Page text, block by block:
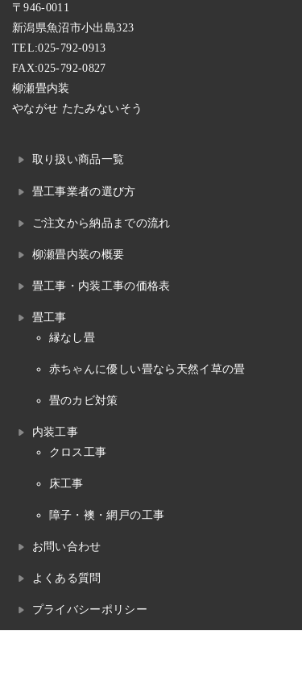
〒946-0011
新潟県魚沼市小出島323
TEL:025-792-0913
FAX:025-792-0827
柳瀬畳内装
やながせ たたみないそう
取り扱い商品一覧
畳工事業者の選び方
ご注文から納品までの流れ
柳瀬畳内装の概要
畳工事・内装工事の価格表
畳工事
縁なし畳
赤ちゃんに優しい畳なら天然イ草の畳
畳のカビ対策
内装工事
クロス工事
床工事
障子・襖・網戸の工事
お問い合わせ
よくある質問
プライバシーポリシー